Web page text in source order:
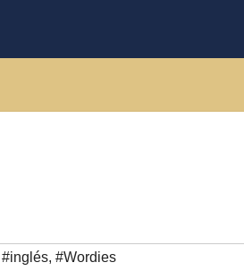
#inglés, #Wordies